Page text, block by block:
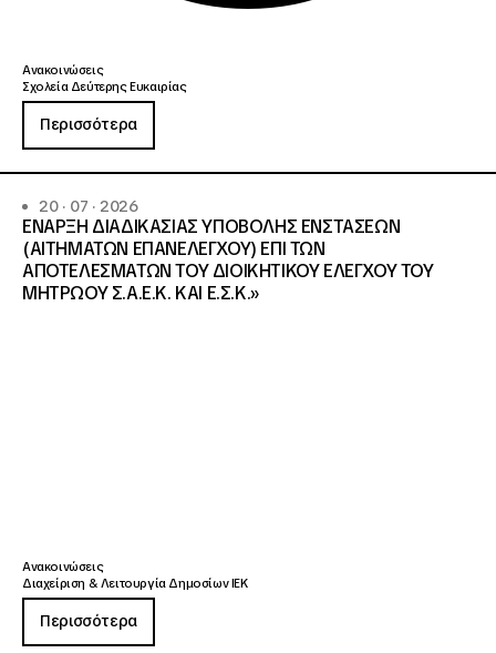
Ανακοινώσεις
Σχολεία Δεύτερης Ευκαιρίας
Περισσότερα
20 · 07 · 2026
ΕΝΑΡΞΗ ΔΙΑΔΙΚΑΣΙΑΣ ΥΠΟΒΟΛΗΣ ΕΝΣΤΑΣΕΩΝ
(ΑΙΤΗΜΑΤΩΝ ΕΠΑΝΕΛΕΓΧΟΥ) ΕΠΙ ΤΩΝ
ΑΠΟΤΕΛΕΣΜΑΤΩΝ ΤΟΥ ΔΙΟΙΚΗΤΙΚΟΥ ΕΛΕΓΧΟΥ ΤΟΥ
ΜΗΤΡΩΟΥ Σ.Α.Ε.Κ. ΚΑΙ Ε.Σ.Κ.»
Ανακοινώσεις
Διαχείριση & Λειτουργία Δημοσίων ΙΕΚ
Περισσότερα